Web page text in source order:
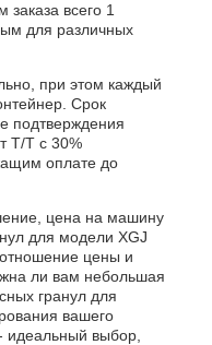
всего 1
для различных
при этом каждый
Срок
подтверждения
T/T с 30%
оплате до
цена на машину
для модели XGJ
цены и
ли вам небольшая
гранул для
вашего
идеальный выбор,